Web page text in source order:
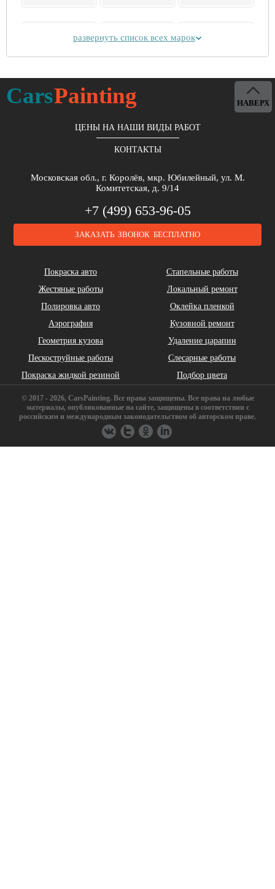
Daihatsu Dodge
Ferrari
развернуть список всех марок
CarsPainting
ЦЕНЫ НА НАШИ ВИДЫ РАБОТ
КОНТАКТЫ
Московская обл., г. Королёв, мкр. Юбилейный, ул. М.
Комитетская, д. 9/14
+7 (499) 653-96-05
ЗАКАЗАТЬ ЗВОНОК БЕСПЛАТНО
Покраска авто
Стапельные работы
Жестяные работы
Локальный ремонт
Полировка авто
Оклейка пленкой
Аэрография
Кузовной ремонт
Геометрия кузова
Удаление царапин
Пескоструйные работы
Слесарные работы
Покраска жидкой резиной
Подбор цвета
НАВЕРХ
© 2017 - 2026, CarsPainting. Все права защищены. Все права на любые
материалы, опубликованные на сайте, защищены в соответствии с
российским и международным законодательством об авторском праве.